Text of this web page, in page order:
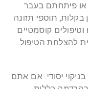
פיתחתם בעבר
תוספי תזונה
קוסמטיים
להצלחת הטיפול.
יסודי. אם אתם